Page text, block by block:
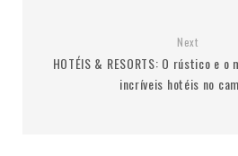
Next
HOTÉIS & RESORTS: O rústico e
incríveis hotéis no